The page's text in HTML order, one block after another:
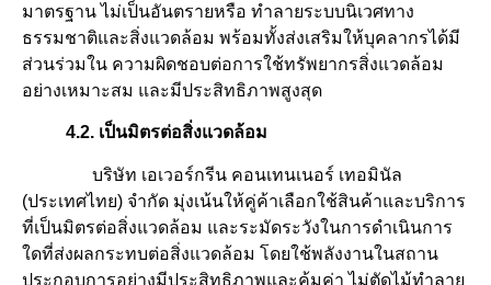
มาตรฐาน ไม่เป็นอันตรายหรือ ทำลายระบบนิเวศทาง
ธรรมชาติและสิ่งแวดล้อม พร้อมทั้งส่งเสริมให้บุคลากรได้มี
ส่วนร่วมใน ความผิดชอบต่อการใช้ทรัพยากรสิ่งแวดล้อม
อย่างเหมาะสม และมีประสิทธิภาพสูงสุด
4.2. เป็นมิตรต่อสิ่งแวดล้อม
บริษัท เอเวอร์กรีน คอนเทนเนอร์ เทอมินัล
(ประเทศไทย) จำกัด มุ่งเน้นให้คู่ค้าเลือกใช้สินค้าและบริการ
ที่เป็นมิตรต่อสิ่งแวดล้อม และระมัดระวังในการดำเนินการ
ใดที่ส่งผลกระทบต่อสิ่งแวดล้อม โดยใช้พลังงานในสถาน
ประกอบการอย่างมีประสิทธิภาพและคุ้มค่า ไม่ตัดไม้ทำลาย